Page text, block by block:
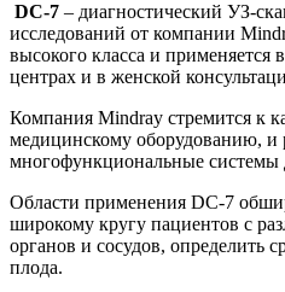
DC-7 – диагностический УЗ-
исследований от компании
высокого класса и
центрах и в женской
Компания Mindray стремится к
медицинскому оборудованию, и
многофункциональные системы
Области применения DC-7
широкому кругу пациентов с
органов и сосудов, определить
плода.